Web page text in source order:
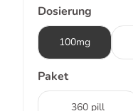
Dosierung
100mg
Paket
360 pill